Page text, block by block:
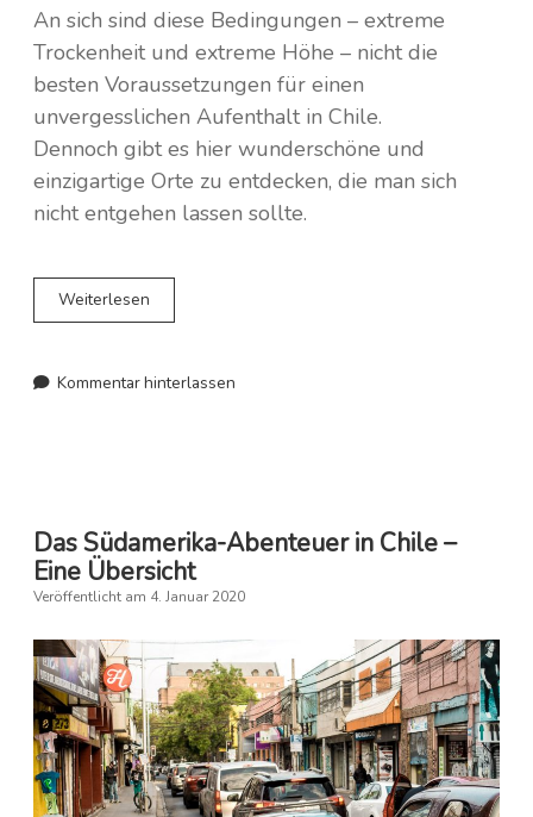
An sich sind diese Bedingungen – extreme
Trockenheit und extreme Höhe – nicht die
besten Voraussetzungen für einen
unvergesslichen Aufenthalt in Chile.
Dennoch gibt es hier wunderschöne und
einzigartige Orte zu entdecken, die man sich
nicht entgehen lassen sollte.
Weiterlesen
Trip
Atacama
Kommentar hinterlassen
Das Südamerika-Abenteuer in Chile –
Eine Übersicht
Veröffentlicht am 4. Januar 2020